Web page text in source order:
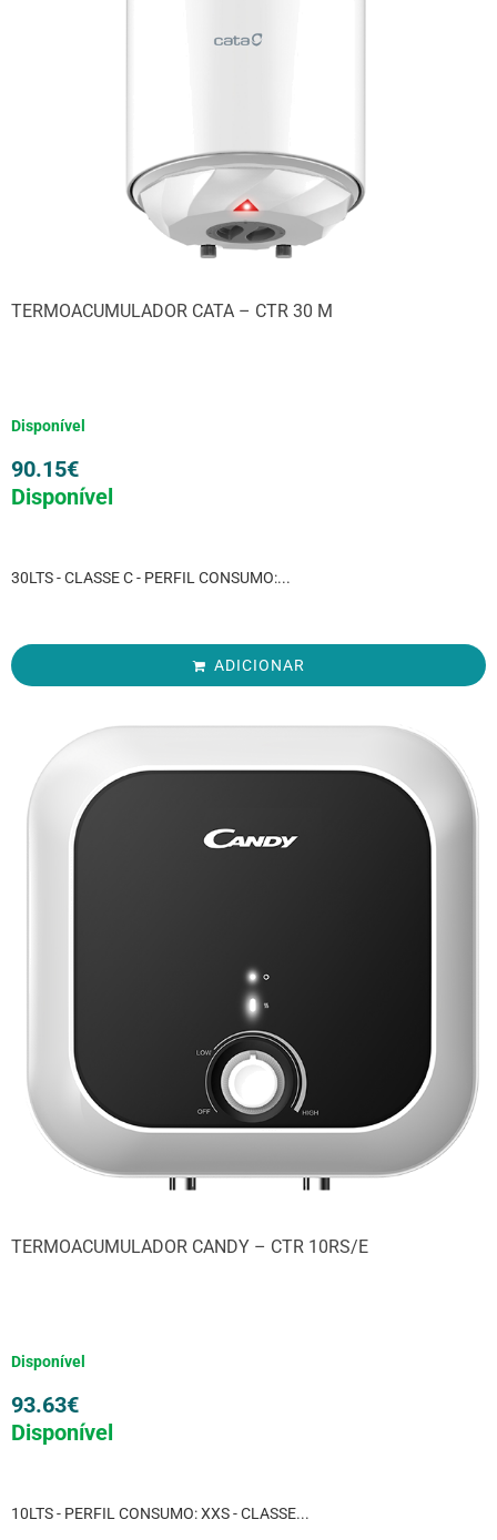
TERMOACUMULADOR CATA – CTR 30 M
Disponível
90.15€
Disponível
30LTS - CLASSE C - PERFIL CONSUMO:...
ADICIONAR
TERMOACUMULADOR CANDY – CTR 10RS/E
Disponível
93.63€
Disponível
10LTS - PERFIL CONSUMO: XXS - CLASSE...